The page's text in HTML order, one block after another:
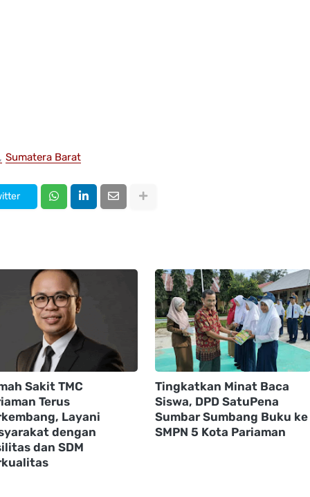
Sumatera Barat
Sakit TMC
Terus
Layani
dengan
dan SDM
Tingkatkan Minat Baca
Siswa, DPD SatuPena
Sumbar Sumbang Buku ke
SMPN 5 Kota Pariaman